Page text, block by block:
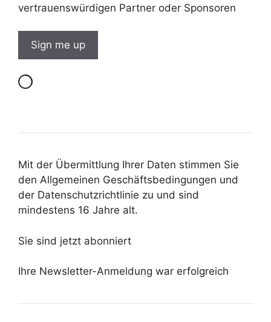
vertrauenswürdigen Partner oder Sponsoren
Mit der Übermittlung Ihrer Daten stimmen Sie
den Allgemeinen Geschäftsbedingungen und
der Datenschutzrichtlinie zu und sind
mindestens 16 Jahre alt.
Sie sind jetzt abonniert
Ihre Newsletter-Anmeldung war erfolgreich